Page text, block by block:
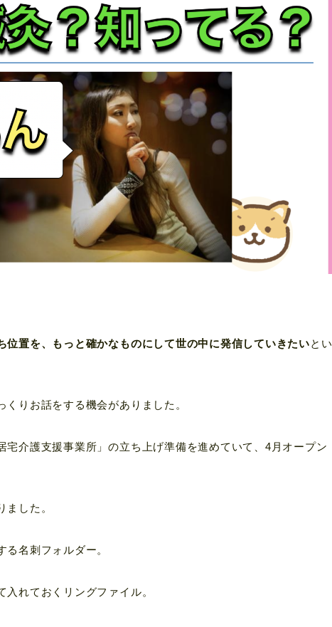
位置を、もっと確かなものにして世の中に発信していきたいとい
りお話をする機会がありました。
宅介護支援事業所」の立ち上げ準備を進めていて、4月オープン
した。
名刺フォルダー。
れておくリングファイル。